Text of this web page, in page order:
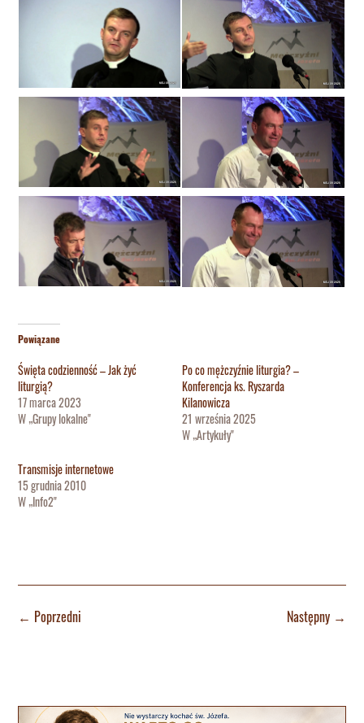
Powiązane
Święta codzienność – Jak żyć
liturgią?
17 marca 2023
W „Grupy lokalne"
Po co mężczyźnie liturgia? –
Konferencja ks. Ryszarda
Kilanowicza
21 września 2025
W „Artykuły"
Transmisje internetowe
15 grudnia 2010
W „Info2"
← Poprzedni Następny→